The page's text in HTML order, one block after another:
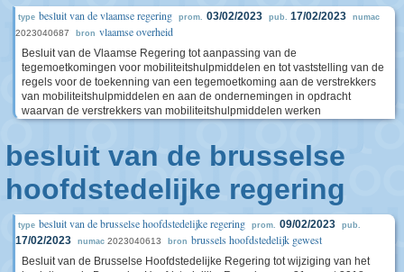
type besluit van de vlaamse regering prom. 03/02/2023 pub. 17/02/2023 numac
2023040687 bron vlaamse overheid
Besluit van de Vlaamse Regering tot aanpassing van de
tegemoetkomingen voor mobiliteitshulpmiddelen en tot vaststelling van de
regels voor de toekenning van een tegemoetkoming aan de verstrekkers
van mobiliteitshulpmiddelen en aan de ondernemingen in opdracht
waarvan de verstrekkers van mobiliteitshulpmiddelen werken
besluit van de brusselse
hoofdstedelijke regering
type besluit van de brusselse hoofdstedelijke regering prom. 09/02/2023 pub.
17/02/2023 numac 2023040613 bron brussels hoofdstedelijk gewest
Besluit van de Brusselse Hoofdstedelijke Regering tot wijziging van het